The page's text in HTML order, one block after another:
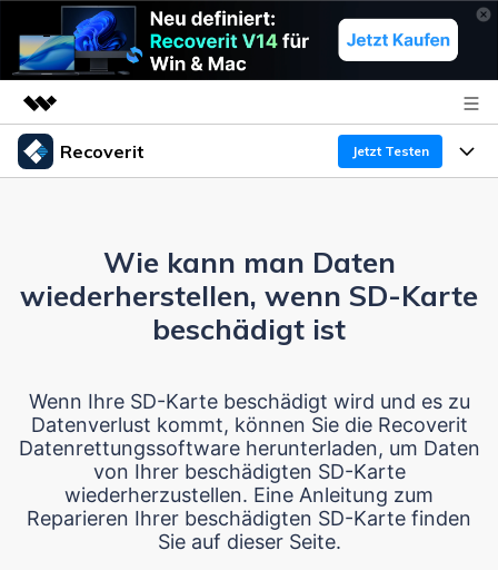
Top-Produkte
Lösungen
Support
Recoverit Jetzt Testen
Recoverit für Windows
Ein führendes Tool zur Datenrettung für Windows
Recoverit für Mac
KI
Unbegrenzte Daten vom Mac-System
wiederherstellen
Funktionen
Wiederherstellung von Laufwerken
Exklusive Wiederherstellungsl?sungen Neu
Dokumente wiederherstellen
Datenverlust-Szenarien
Experte für Datenrettung
Kundengeschichten
Aktuelles Thema
Guide
DOWNLOAD Sign In
Wie kann man Daten
wiederherstellen, wenn SD-Karte
beschädigt ist
Wenn Ihre SD-Karte beschädigt wird und es zu
Datenverlust kommt, können Sie die Recoverit
Datenrettungssoftware herunterladen, um Daten
von Ihrer beschädigten SD-Karte
wiederherzustellen. Eine Anleitung zum
Reparieren Ihrer beschädigten SD-Karte finden
Sie auf dieser Seite.